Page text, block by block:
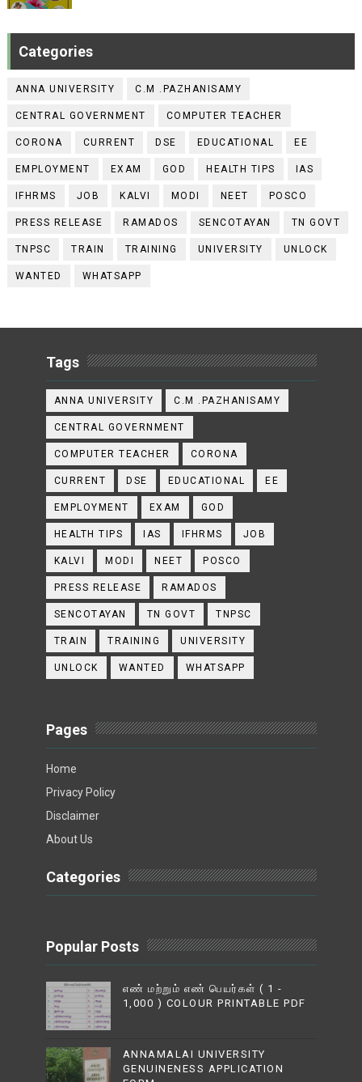
Categories
ANNA UNIVERSITY C.M .PAZHANISAMY
CENTRAL GOVERNMENT COMPUTER TEACHER
CORONA CURRENT DSE EDUCATIONAL EE
EMPLOYMENT EXAM GOD HEALTH TIPS IAS
IFHRMS JOB KALVI MODI NEET POSCO
PRESS RELEASE RAMADOS SENCOTAYAN TN GOVT
TNPSC TRAIN TRAINING UNIVERSITY UNLOCK
WANTED WHATSAPP
Tags
ANNA UNIVERSITY C.M .PAZHANISAMY
CENTRAL GOVERNMENT
COMPUTER TEACHER CORONA
CURRENT DSE EDUCATIONAL EE
EMPLOYMENT EXAM GOD
HEALTH TIPS IAS IFHRMS JOB
KALVI MODI NEET POSCO
PRESS RELEASE RAMADOS
SENCOTAYAN TN GOVT TNPSC
TRAIN TRAINING UNIVERSITY
UNLOCK WANTED WHATSAPP
Pages
Home
Privacy Policy
Disclaimer
About Us
Categories
Popular Posts
எண் மற்றும் எண் பெயர்கள் ( 1 -
1,000 ) COLOUR PRINTABLE PDF
ANNAMALAI UNIVERSITY
GENUINENESS APPLICATION